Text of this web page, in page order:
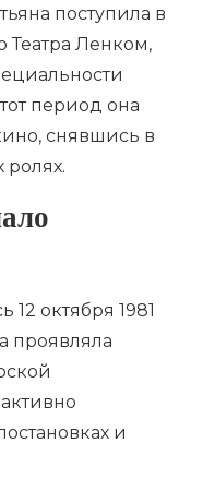
поступила в
Театра Ленком,
период она
снявшись в
ролях.
12 октября 1981
проявляла
и